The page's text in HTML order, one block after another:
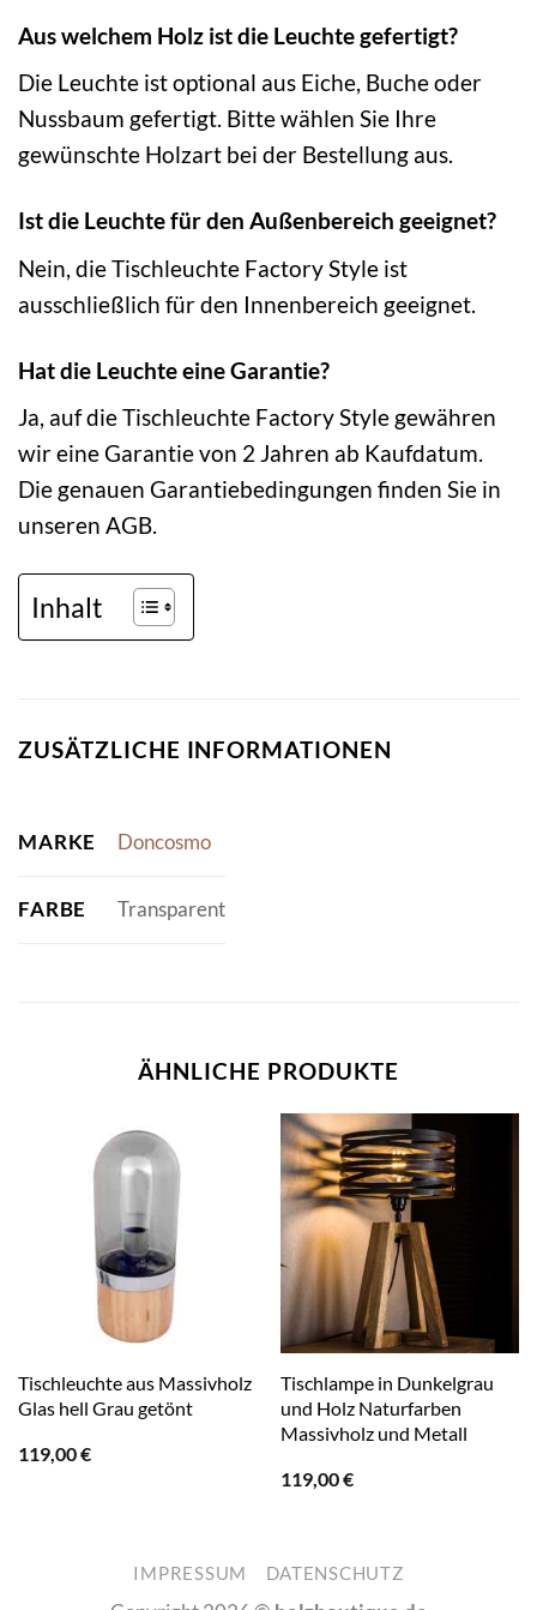
Aus welchem Holz ist die Leuchte gefertigt?
Die Leuchte ist optional aus Eiche, Buche oder
Nussbaum gefertigt. Bitte wählen Sie Ihre
gewünschte Holzart bei der Bestellung aus.
Ist die Leuchte für den Außenbereich geeignet?
Nein, die Tischleuchte Factory Style ist
ausschließlich für den Innenbereich geeignet.
Hat die Leuchte eine Garantie?
Ja, auf die Tischleuchte Factory Style gewähren
wir eine Garantie von 2 Jahren ab Kaufdatum.
Die genauen Garantiebedingungen finden Sie in
unseren AGB.
Inhalt
ZUSÄTZLICHE INFORMATIONEN
MARKE Doncosmo
FARBE Transparent
ÄHNLICHE PRODUKTE
Tischleuchte aus Massivholz
Glas hell Grau getönt
119,00€
Tischlampe in Dunkelgrau
und Holz Naturfarben
Massivholz und Metall
119,00€
IMPRESSUM DATENSCHUTZ